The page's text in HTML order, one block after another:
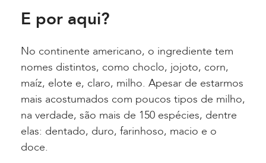
E por aqui?
No continente americano, o ingrediente tem
nomes distintos, como choclo, jojoto, corn,
maíz, elote e, claro, milho. Apesar de estarmos
mais acostumados com poucos tipos de milho,
na verdade, são mais de 150 espécies, dentre
elas: dentado, duro, farinhoso, macio e o
doce.